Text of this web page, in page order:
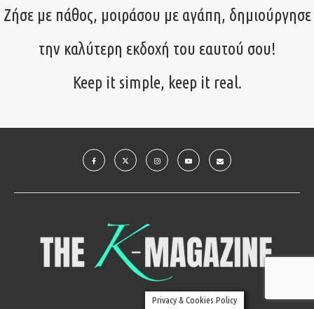
Ζήσε με πάθος, μοιράσου με αγάπη, δημιούργησε
την καλύτερη εκδοχή του εαυτού σου!
Keep it simple, keep it real.
Privacy & Cookies Policy